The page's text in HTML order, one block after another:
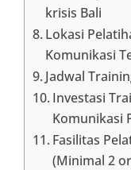
krisis Bali
Lokasi
Komunikasi
Jadwal
Investasi
Komunikasi
Fasilitas
(Minimal 2